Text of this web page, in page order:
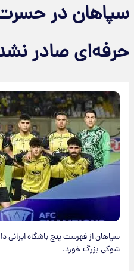
در حسرت
صادر
سپاهان از فهرست پنج باشگاه ایرانی
شوکی بزرگ خورد.